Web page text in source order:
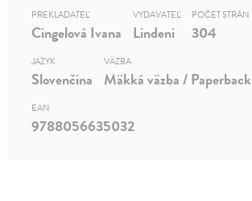
PREKLADATEĽ
Cingelová Ivana
VYDAVATEĽ
Lindeni
POČET STRÁN
304
JAZYK
Slovenčina
VÄZBA
Mäkká väzba / Paperback
EAN
9788056635032